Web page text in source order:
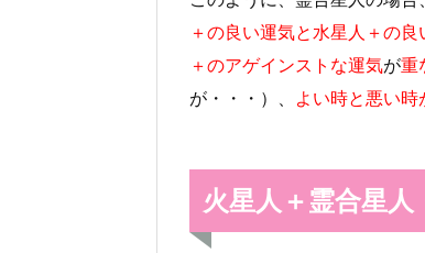
＋の良い運気と水星人＋の良
＋のアゲインストな運気が重
が・・・）、 よい時と悪い
火星人＋霊合星人